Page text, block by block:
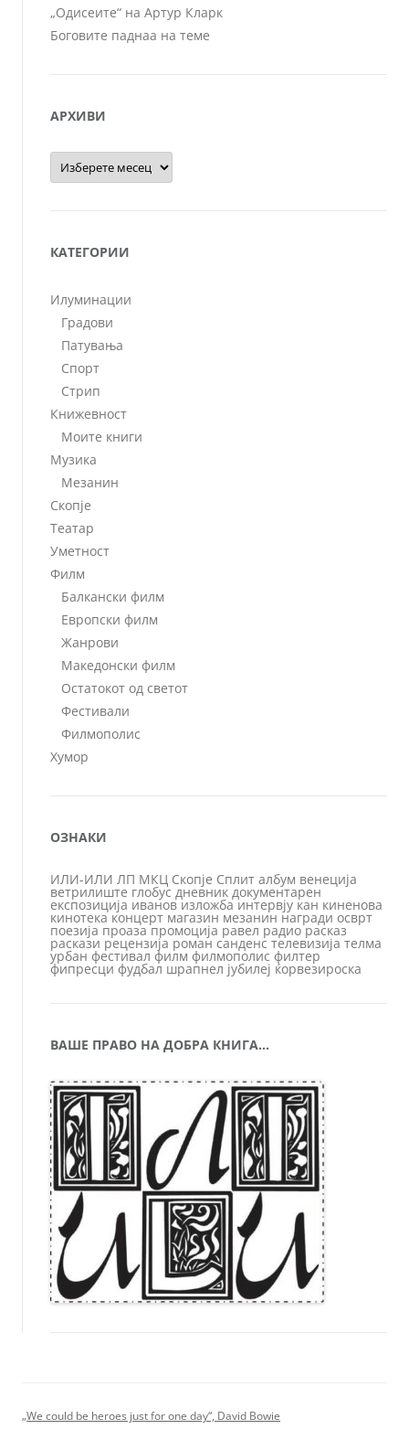
„Одисеите“ на Артур Кларк
Боговите паднаа на теме
АРХИВИ
Архиви
КАТЕГОРИИ
Илуминации
Градови
Патувања
Спорт
Стрип
Книжевност
Моите книги
Музика
Мезанин
Скопје
Театар
Уметност
Филм
Балкански филм
Европски филм
Жанрови
Македонски филм
Остатокот од светот
Фестивали
Филмополис
Хумор
ОЗНАКИ
ИЛИ-ИЛИ ЛП МКЦ Скопје Сплит албум венеција
ветрилиште глобус дневник документарен
експозиција иванов изложба интервју кан киненова
кинотека концерт магазин мезанин награди осврт
поезија проаза промоција равел радио расказ
раскази рецензија роман санденс телевизија телма
урбан фестивал филм филмополис филтер
фипресци фудбал шрапнел јубилеј ќорвезироска
ВАШЕ ПРАВО НА ДОБРА КНИГА…
„We could be heroes just for one day“, David Bowie